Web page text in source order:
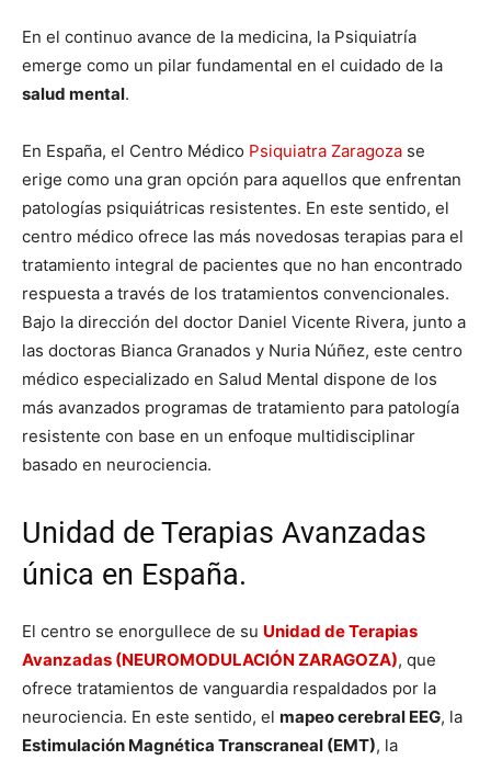
En el continuo avance de la medicina, la Psiquiatría
emerge como un pilar fundamental en el cuidado de la
salud mental.
En España, el Centro Médico Psiquiatra Zaragoza se
erige como una gran opción para aquellos que enfrentan
patologías psiquiátricas resistentes. En este sentido, el
centro médico ofrece las más novedosas terapias para el
tratamiento integral de pacientes que no han encontrado
respuesta a través de los tratamientos convencionales.
Bajo la dirección del doctor Daniel Vicente Rivera, junto a
las doctoras Bianca Granados y Nuria Núñez, este centro
médico especializado en Salud Mental dispone de los
más avanzados programas de tratamiento para patología
resistente con base en un enfoque multidisciplinar
basado en neurociencia.
Unidad de Terapias Avanzadas
única en España.
El centro se enorgullece de su Unidad de Terapias
Avanzadas (NEUROMODULACIÓN ZARAGOZA), que
ofrece tratamientos de vanguardia respaldados por la
neurociencia. En este sentido, el mapeo cerebral EEG, la
Estimulación Magnética Transcraneal (EMT), la